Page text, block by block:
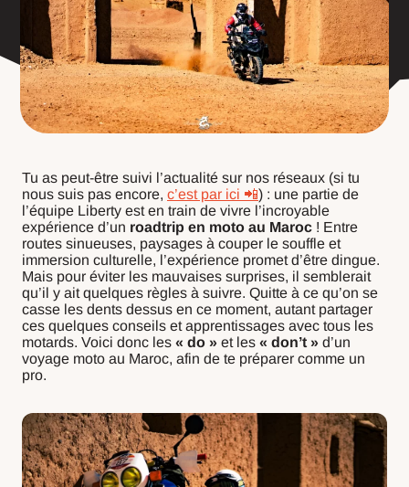
Tu as peut-être suivi l’actualité sur nos réseaux (si tu
nous suis pas encore, c’est par ici 📲) : une partie de
l’équipe Liberty est en train de vivre l’incroyable
expérience d’un roadtrip en moto au Maroc ! Entre
routes sinueuses, paysages à couper le souffle et
immersion culturelle, l’expérience promet d’être dingue.
Mais pour éviter les mauvaises surprises, il semblerait
qu’il y ait quelques règles à suivre. Quitte à ce qu’on se
casse les dents dessus en ce moment, autant partager
ces quelques conseils et apprentissages avec tous les
motards. Voici donc les « do » et les « don’t » d’un
voyage moto au Maroc, afin de te préparer comme un
pro.